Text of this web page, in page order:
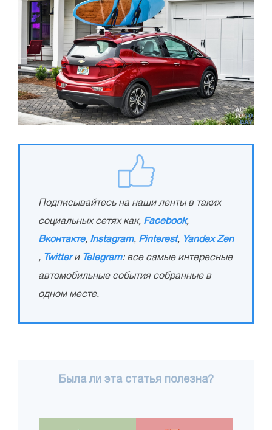
Подписывайтесь на наши ленты в таких
социальных сетях как, Facebook,
Вконтакте, Instagram, Pinterest, Yandex Zen
, Twitterи Telegram: все самые интересные
автомобильные события собранные в
одном месте.
Была ли эта статья полезна?